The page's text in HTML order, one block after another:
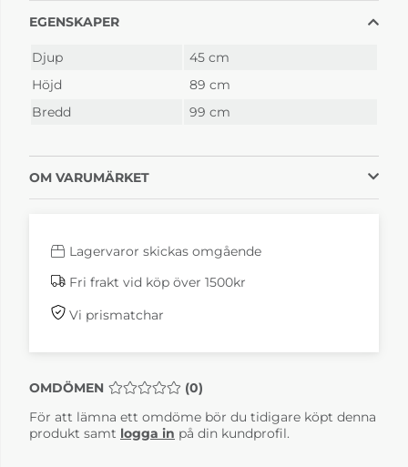
EGENSKAPER
Djup
45 cm
Höjd
89 cm
Bredd
99 cm
OM VARUMÄRKET
Lagervaror skickas omgående
Fri frakt vid köp över 1500kr
Vi prismatchar
OMDÖMEN MEDELBETYG 0 AV 5 ANTAL BETYG 0
(0)
För att lämna ett omdöme bör du tidigare köpt denna
produkt samt logga in på din kundprofil.